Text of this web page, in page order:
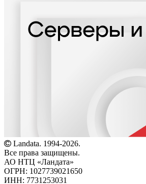
Landata. 1994-2026.
Все права защищены.
АО НТЦ «Ландата»
ОГРН: 1027739021650
ИНН: 7731253031